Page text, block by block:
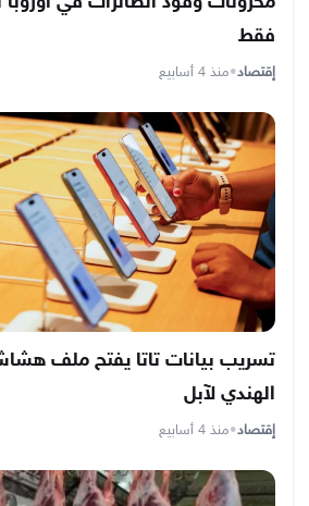
فقط
إقتصاد•منذ 4 أسابيع
تسريب بيانات تاتا يفتح ملف
الهندي لآبل
إقتصاد•منذ 4 أسابيع